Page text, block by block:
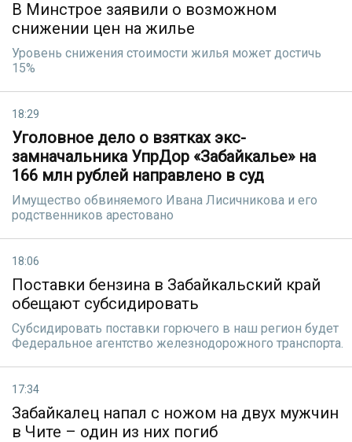
В Минстрое заявили о возможном
снижении цен на жилье
Уровень снижения стоимости жилья может достичь
15%
18:29
Уголовное дело о взятках экс-
замначальника УпрДор «Забайкалье» на
166 млн рублей направлено в суд
Имущество обвиняемого Ивана Лисичникова и его
родственников арестовано
18:06
Поставки бензина в Забайкальский край
обещают субсидировать
Субсидировать поставки горючего в наш регион будет
Федеральное агентство железнодорожного транспорта.
17:34
Забайкалец напал с ножом на двух мужчин
в Чите – один из них погиб